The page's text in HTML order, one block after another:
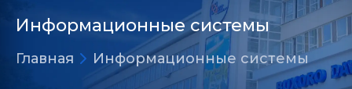
Информационные системы
Главная Информационные системы